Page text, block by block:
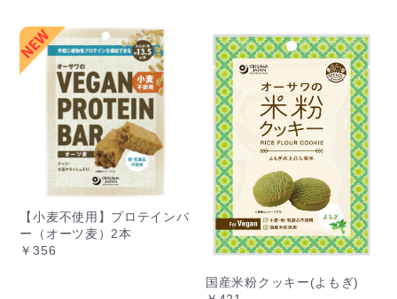
【小麦不使用】プロテインバ
ー（オーツ麦）2本
￥356
国産米粉クッキー(よもぎ)